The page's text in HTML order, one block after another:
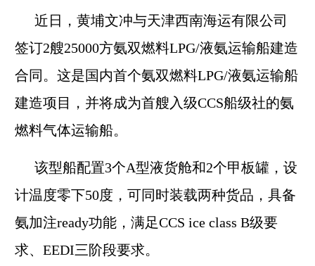
近日，黄埔文冲与天津西南海运有限公司
签订2艘25000方氨双燃料LPG/液氨运输船建造
合同。这是国内首个氨双燃料LPG/液氨运输船
建造项目，并将成为首艘入级CCS船级社的氨
燃料气体运输船。
该型船配置3个A型液货舱和2个甲板罐，设
计温度零下50度，可同时装载两种货品，具备
氨加注ready功能，满足CCS ice class B级要
求、EEDI三阶段要求。